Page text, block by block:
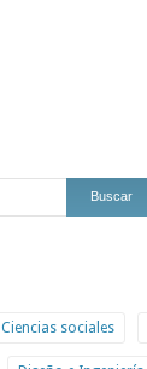
Ciencias sociales